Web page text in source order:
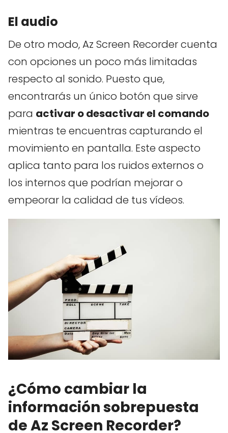
El audio
De otro modo, Az Screen Recorder cuenta
con opciones un poco más limitadas
respecto al sonido. Puesto que,
encontrarás un único botón que sirve
para activar o desactivar el comando
mientras te encuentras capturando el
movimiento en pantalla. Este aspecto
aplica tanto para los ruidos externos o
los internos que podrían mejorar o
empeorar la calidad de tus vídeos.
¿Cómo cambiar la
información sobrepuesta
de Az Screen Recorder?